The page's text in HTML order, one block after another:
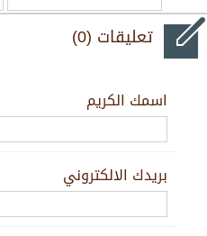
تعليقات (0)
اسمك الكريم
بريدك الالكتروني